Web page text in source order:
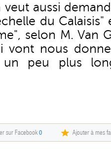
veut aussi
du
selon M. Van
vont nous
un peu plus
sur Facebook0 Ajouter à mes